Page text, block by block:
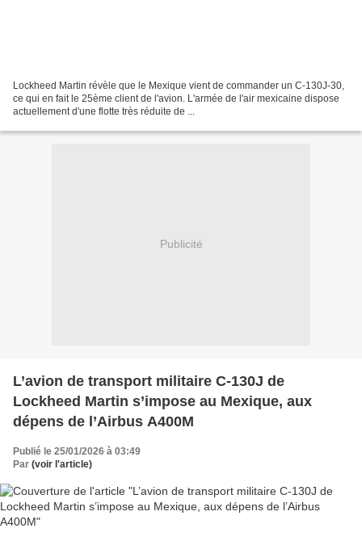
Lockheed Martin révèle que le Mexique vient de commander un C-130J-30,
ce qui en fait le 25ème client de l'avion. L'armée de l'air mexicaine dispose
actuellement d'une flotte très réduite de ...
Publicité
L’avion de transport militaire C-130J de
Lockheed Martin s’impose au Mexique, aux
dépens de l’Airbus A400M
Publié le 25/01/2026 à 03:49
Par (voir l'article)